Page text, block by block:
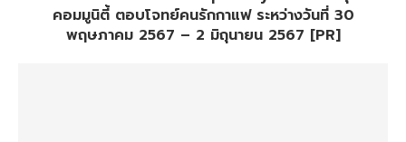
คอมมูนิตี้ ตอบโจทย์คนรักกาแฟ ระหว่างวันที่ 30
พฤษภาคม 2567 – 2 มิถุนายน 2567 [PR]